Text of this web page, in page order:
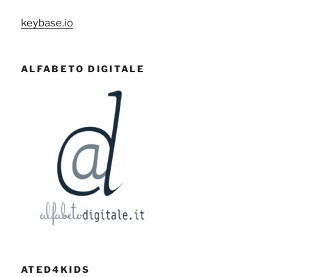
keybase.io
ALFABETO DIGITALE
ATED4KIDS